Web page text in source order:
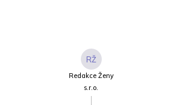
RŽ
Redakce Ženy
s.r.o.